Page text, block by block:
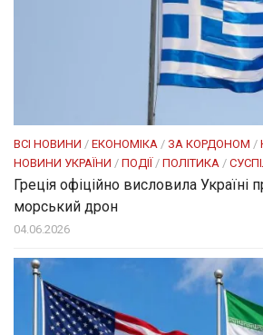
ВСІ НОВИНИ / ЕКОНОМІКА / ЗА КОРДОНОМ /
НОВИНИ УКРАЇНИ / ПОДІЇ / ПОЛІТИКА /
Греція офіційно висловила Україні
морський дрон
04.06.2026